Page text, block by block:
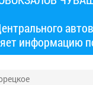
информацию